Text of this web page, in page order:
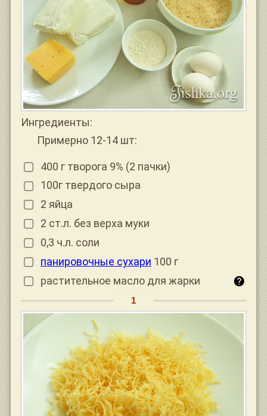
Ингредиенты:
Примерно 12-14 шт:
400 г творога 9% (2 пачки)
100г твердого сыра
2 яйца
2 ст.л. без верха муки
0,3 ч.л. соли
панировочные сухари 100 г
растительное масло для жарки